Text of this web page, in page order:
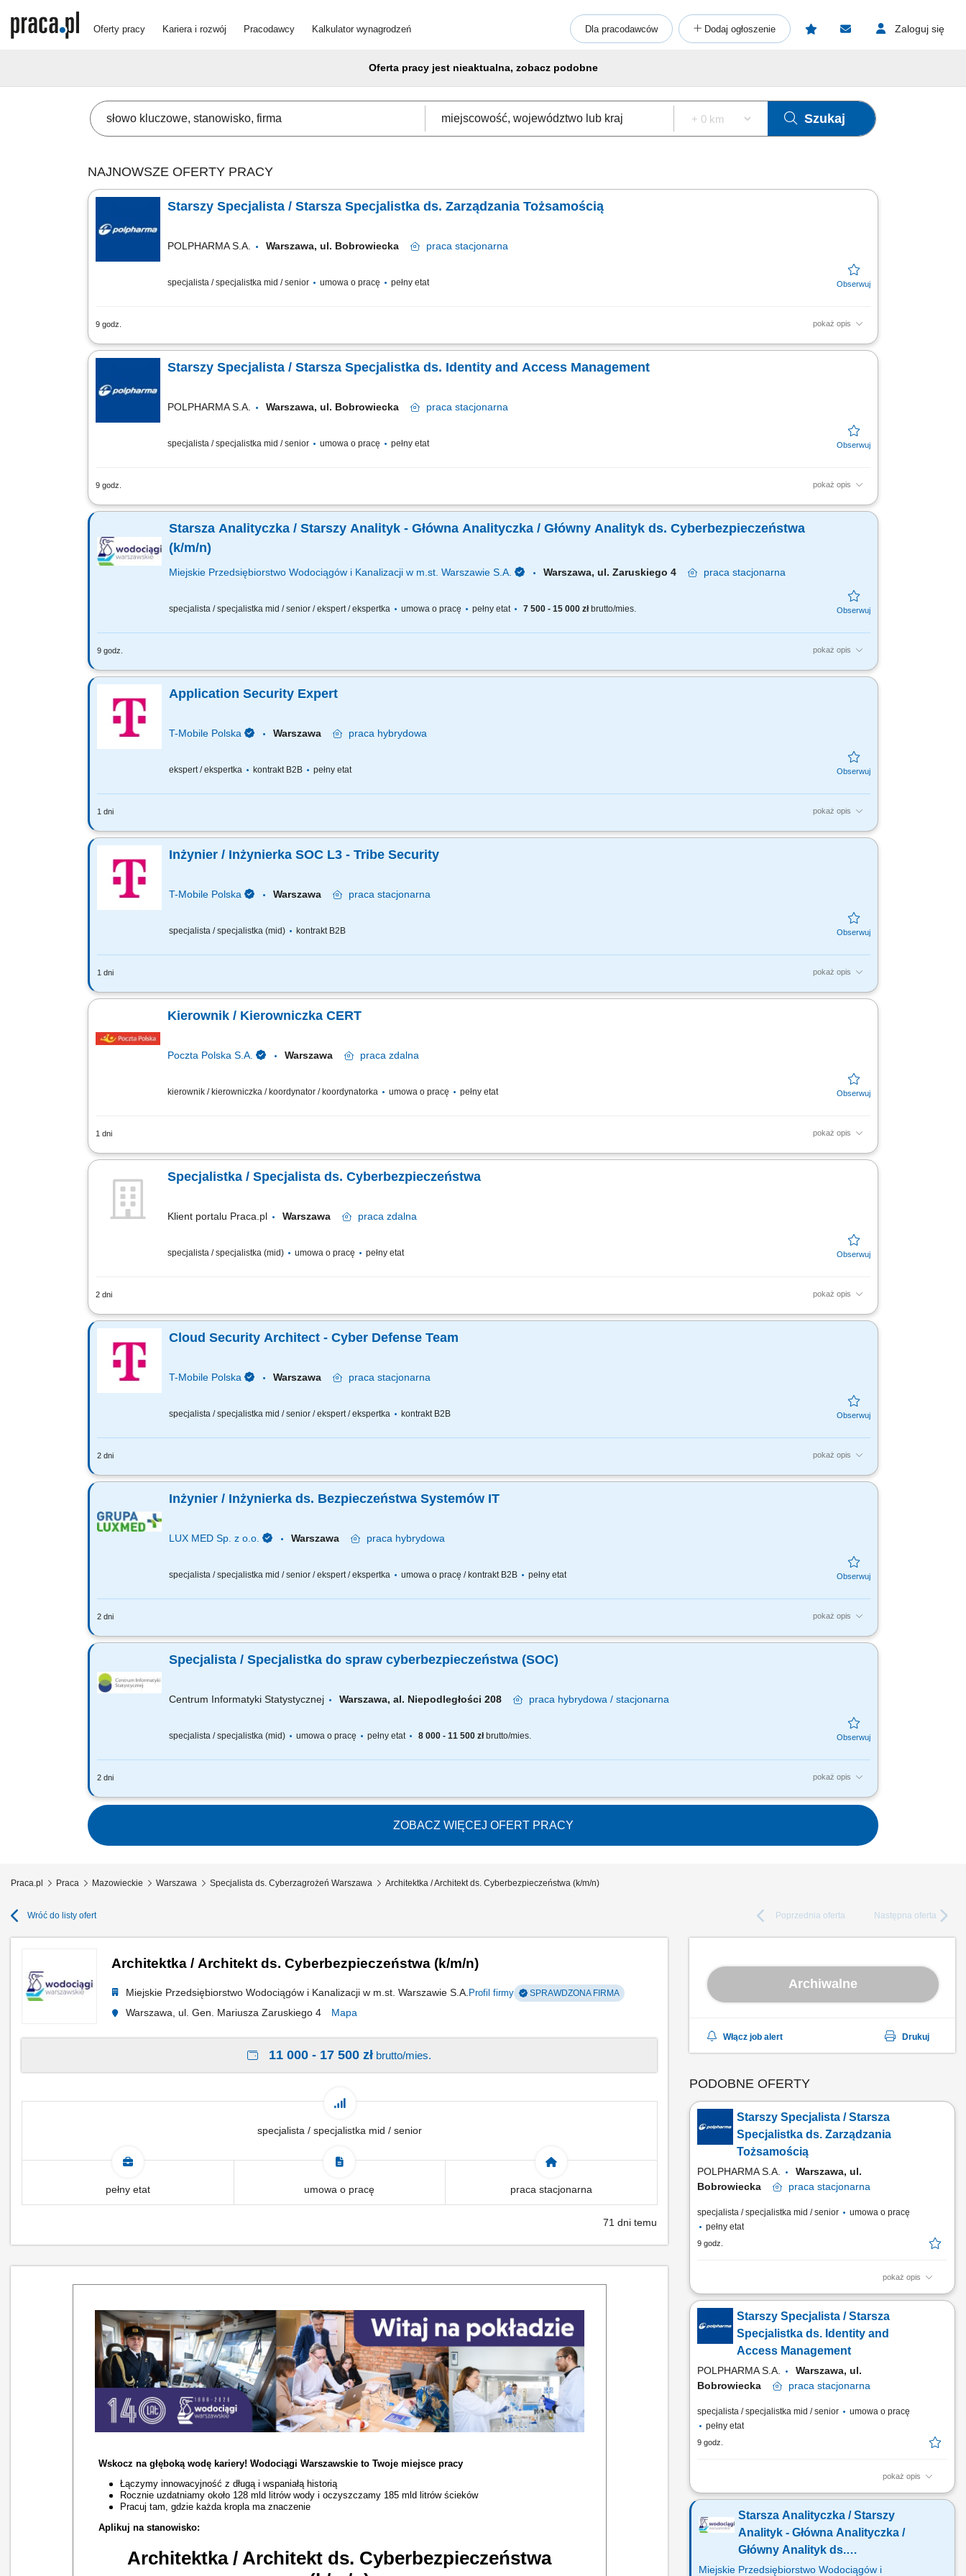
Oferty pracy Kariera i rozwój Pracodawcy Kalkulator wynagrodzeń Dla pracodawców Dodaj ogłoszenie Zaloguj się
Oferta pracy jest nieaktualna, zobacz podobne
Szukaj
NAJNOWSZE OFERTY PRACY
Starszy Specjalista / Starsza Specjalistka ds. Zarządzania Tożsamością
POLPHARMA S.A. Warszawa, ul. Bobrowiecka praca stacjonarna
specjalista / specjalistka mid / senior umowa o pracę pełny etat
9 godz. pokaż opis
Na tym stanowisku będziesz projektować i optymalizować procesy zarządzania tożsamością, wdrażać standardy bezpieczeństwa IAM oraz doradzać dla nowych i
Starszy Specjalista / Starsza Specjalistka ds. Identity and Access Management
POLPHARMA S.A. Warszawa, ul. Bobrowiecka praca stacjonarna
specjalista / specjalistka mid / senior umowa o pracę pełny etat
9 godz. pokaż opis
Zakres obowiązków: Tworzenie i rozwój strategii zarządzania tożsamością oraz dostępami w organizacji. Definiowanie wymagań dotyczących IAM dla nowych
Starsza Analityczka / Starszy Analityk - Główna Analityczka / Główny Analityk ds. Cyberbezpieczeństwa
(k/m/n)
Miejskie Przedsiębiorstwo Wodociągów i Kanalizacji w m.st. Warszawie S.A. Warszawa, ul. Zaruskiego 4 praca stacjonarna
specjalista / specjalistka mid / senior / ekspert / ekspertka umowa o pracę pełny etat 7 500 - 15 000 złbrutto/mies.
9 godz. pokaż opis
Jakie będą Twoje obowiązki? reagowanie na incydenty bezpieczeństwa teleinformatycznego i usuwanie skutków zaistniałych zagrożeń cybernetycznych w tym
Application Security Expert
T-Mobile Polska Warszawa praca hybrydowa
ekspert / ekspertka kontrakt B2B pełny etat
1 dni pokaż opis
Zadania, które na Ciebie czekają: Identify opportunities to automate and standardize application security controls and cooperate with the CICD team; Analyze source
Inżynier / Inżynierka SOC L3 - Tribe Security
T-Mobile Polska Warszawa praca stacjonarna
specjalista / specjalistka (mid) kontrakt B2B
1 dni pokaż opis
Zadania, które na Ciebie czekają: Zapewnienie wiedzy specjalistycznej w zakresie monitorowania bezpieczeństwa i reagowania na incydenty. Pełnienie roli eksperta w
Kierownik / Kierowniczka CERT
Poczta Polska S.A. Warszawa praca zdalna
kierownik / kierowniczka / koordynator / koordynatorka umowa o pracę pełny etat
1 dni pokaż opis
Poszukujemy doświadczonego Kierownika CERT, który będzie odpowiadał za zarządzanie zespołem reagowania na incydenty bezpieczeństwa oraz rozwój
Specjalistka / Specjalista ds. Cyberbezpieczeństwa
Klient portalu Praca.pl Warszawa praca zdalna
specjalista / specjalistka (mid) umowa o pracę pełny etat
2 dni pokaż opis
Koordynacja działań związanych z zapewnieniem zgodności procesów IT z regulacjami zewnętrznymi i wewnętrznymi. Opiniowanie rozwiązań IT pod kątem wymagań
Cloud Security Architect - Cyber Defense Team
T-Mobile Polska Warszawa praca stacjonarna
specjalista / specjalistka mid / senior / ekspert / ekspertka kontrakt B2B
2 dni pokaż opis
Zadania, które na Ciebie czekają: Projektowanie bezpiecznej architektury dla usług i systemów chmurowych. Weryfikacja zgodności rozwiązań z wymaganiami
Inżynier / Inżynierka ds. Bezpieczeństwa Systemów IT
LUX MED Sp. z o.o. Warszawa praca hybrydowa
specjalista / specjalistka mid / senior / ekspert / ekspertka umowa o pracę / kontrakt B2B pełny etat
2 dni pokaż opis
Twoją rolą będzie: Projektowanie i wdrażanie secure SDLC w całej organizacji; Integracja narzędzi bezpieczeństwa w pipeline’ach (SAST, DAST, SCA, secrets, IaC
Specjalista / Specjalistka do spraw cyberbezpieczeństwa (SOC)
Centrum Informatyki Statystycznej Warszawa, al. Niepodległości 208 praca hybrydowa / stacjonarna
specjalista / specjalistka (mid) umowa o pracę pełny etat 8 000 - 11 500 złbrutto/mies.
2 dni pokaż opis
Do zadań osoby na tym stanowisku (ramowy zakres czynności) należeć będzie: Monitorowanie i obsługa incydentów bezpieczeństwa (SOC) Monitorowanie, analiza i
ZOBACZ WIĘCEJ OFERT PRACY
Praca.pl Praca Mazowieckie Warszawa Specjalista ds. Cyberzagrożeń Warszawa Architektka / Architekt ds. Cyberbezpieczeństwa (k/m/n)
Wróć do listy ofert Poprzednia oferta Następna oferta
Architektka / Architekt ds. Cyberbezpieczeństwa (k/m/n)
Miejskie Przedsiębiorstwo Wodociągów i Kanalizacji w m.st. Warszawie S.A. Profil firmy SPRAWDZONA FIRMA
Warszawa, ul. Gen. Mariusza Zaruskiego 4 Mapa
11 000 - 17 500 zł brutto/mies.
specjalista / specjalistka mid / senior
pełny etat umowa o pracę praca stacjonarna
71 dni temu
Wskocz na głęboką wodę kariery! Wodociągi Warszawskie to Twoje miejsce pracy
Łączymy innowacyjność z długą i wspaniałą historią
Rocznie uzdatniamy około 128 mld litrów wody i oczyszczamy 185 mld litrów ścieków
Pracuj tam, gdzie każda kropla ma znaczenie
Aplikuj na stanowisko:
Architektka / Architekt ds. Cyberbezpieczeństwa
Archiwalne
Włącz job alert Drukuj
PODOBNE OFERTY
Starszy Specjalista / Starsza
Specjalistka ds. Zarządzania
Tożsamością
POLPHARMA S.A.
Warszawa, ul.
Bobrowiecka
praca stacjonarna
specjalista / specjalistka mid / senior
umowa o pracę
pełny etat
9 godz.
pokaż opis
Na tym stanowisku będziesz projektować i optymalizować
procesy zarządzania tożsamością, wdrażać standardy
bezpieczeństwa IAM oraz doradzać dla nowych i istniejących
systemów w firmie. Twój zakres obowiązków: Projektowanie
strategii modeli zarządzania dostępem. Opracowywanie...
Starszy Specjalista / Starsza
Specjalistka ds. Identity and
Access Management
POLPHARMA S.A.
Warszawa, ul.
Bobrowiecka
praca stacjonarna
specjalista / specjalistka mid / senior
umowa o pracę
pełny etat
9 godz.
pokaż opis
Zakres obowiązków: Tworzenie i rozwój strategii zarządzania
wymagań dotyczących IAM dla nowych systemów oraz
wsparcie istniejących rozwiązań. Zarządzanie ryzykiem
wynikającym z niewłaściwego przydziału uprawnień (SoD)....
Starsza Analityczka / Starszy
Analityk - Główna Analityczka /
Główny Analityk ds.
Cyberbezpieczeństwa (k/m/n)
Miejskie Przedsiębiorstwo Wodociągów i